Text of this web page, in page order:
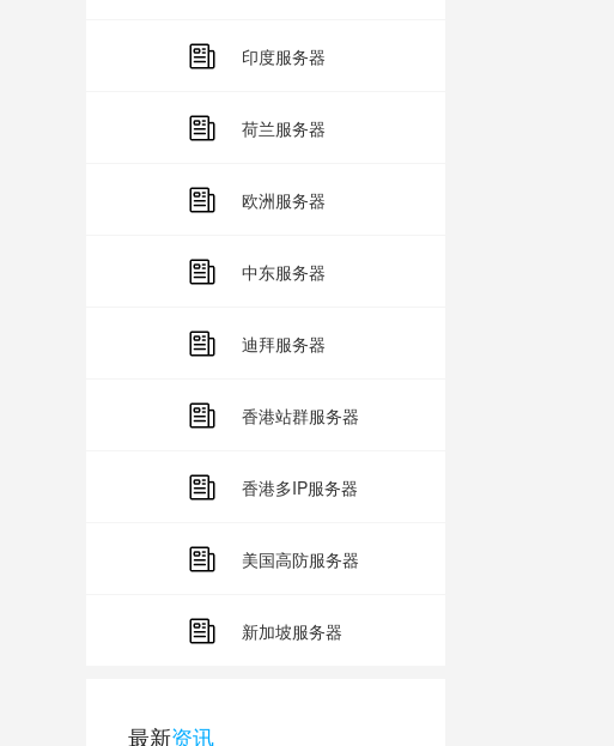
印度服务器
荷兰服务器
欧洲服务器
中东服务器
迪拜服务器
香港站群服务器
香港多IP服务器
美国高防服务器
新加坡服务器
最新资讯